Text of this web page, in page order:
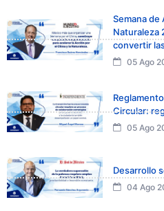
Semana de
Naturaleza
convertir
05 Ago
Circular:
05 Ago
Desarrollo
04 Ago